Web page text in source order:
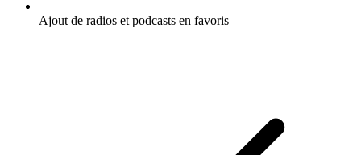
Ajout de radios et podcasts en favoris